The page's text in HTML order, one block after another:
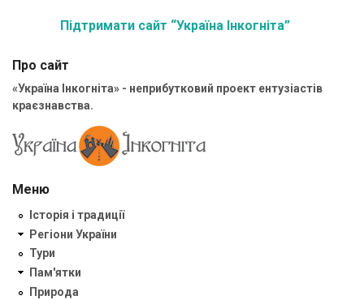
Підтримати сайт “Україна Інкогніта”
Про сайт
«Україна Інкогніта» - неприбутковий проект ентузіастів
краєзнавства.
Меню
Історія і традиції
Регіони України
Тури
Пам'ятки
Природа